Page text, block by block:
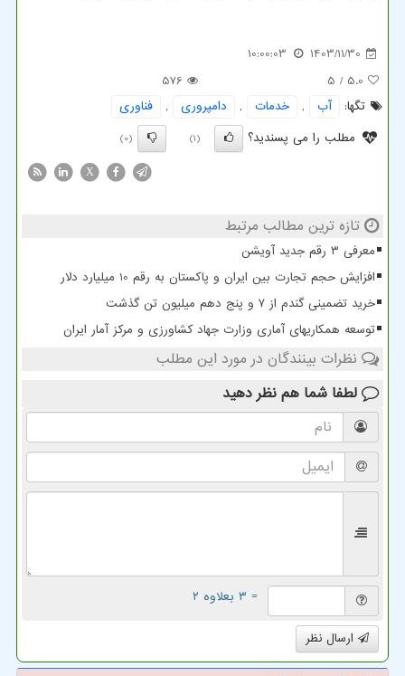
1403/11/30
10:00:03
5.0
/ 5
576
تگها:
آب , خدمات , دامپروری ,
فناوری
مطلب را می پسندید؟
(1)
(0)
X
تازه ترین مطالب مرتبط
معرفی ۳ رقم جدید آویشن
افزایش حجم تجارت بین ایران و پاکستان به رقم 10 میلیارد دلار
خرید تضمینی گندم از ۷ و پنج دهم میلیون تن گذشت
توسعه همکاریهای آماری وزارت جهاد کشاورزی و مرکز آمار ایران
نظرات بینندگان در مورد این مطلب
لطفا شما هم نظر دهید
= ۳ بعلاوه ۲
ارسال نظر